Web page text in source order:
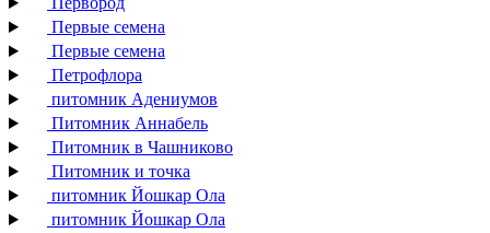
Первые семена
Первые семена
Петрофлора
питомник Адениумов
Питомник Аннабель
Питомник в Чашниково
Питомник и точка
питомник Йошкар Ола
питомник Йошкар Ола